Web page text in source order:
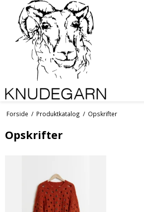
Forside / Produktkatalog / Opskrifter
Opskrifter